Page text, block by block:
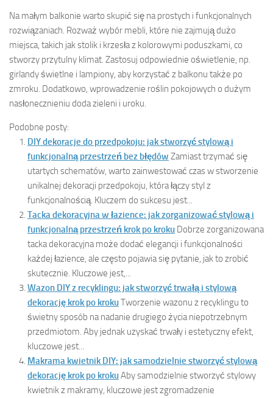
Na małym balkonie warto skupić się na prostych i funkcjonalnych
rozwiązaniach. Rozważ wybór mebli, które nie zajmują dużo
miejsca, takich jak stolik i krzesła z kolorowymi poduszkami, co
stworzy przytulny klimat. Zastosuj odpowiednie oświetlenie, np.
girlandy świetlne i lampiony, aby korzystać z balkonu także po
zmroku. Dodatkowo, wprowadzenie roślin pokojowych o dużym
nasłonecznieniu doda zieleni i uroku.
Podobne posty:
DIY dekoracje do przedpokoju: jak stworzyć stylową i
funkcjonalną przestrzeń bez błędów Zamiast trzymać się
utartych schematów, warto zainwestować czas w stworzenie
unikalnej dekoracji przedpokoju, która łączy styl z
funkcjonalnością. Kluczem do sukcesu jest...
Tacka dekoracyjna w łazience: jak zorganizować stylową i
funkcjonalną przestrzeń krok po kroku Dobrze zorganizowana
tacka dekoracyjna może dodać elegancji i funkcjonalności
każdej łazience, ale często pojawia się pytanie, jak to zrobić
skutecznie. Kluczowe jest,...
Wazon DIY z recyklingu: jak stworzyć trwałą i stylową
dekorację krok po krokuTworzenie wazonu z recyklingu to
świetny sposób na nadanie drugiego życia niepotrzebnym
przedmiotom. Aby jednak uzyskać trwały i estetyczny efekt,
kluczowe jest...
Makrama kwietnik DIY: jak samodzielnie stworzyć stylową
dekorację krok po krokuAby samodzielnie stworzyć stylowy
kwietnik z makramy, kluczowe jest zgromadzenie